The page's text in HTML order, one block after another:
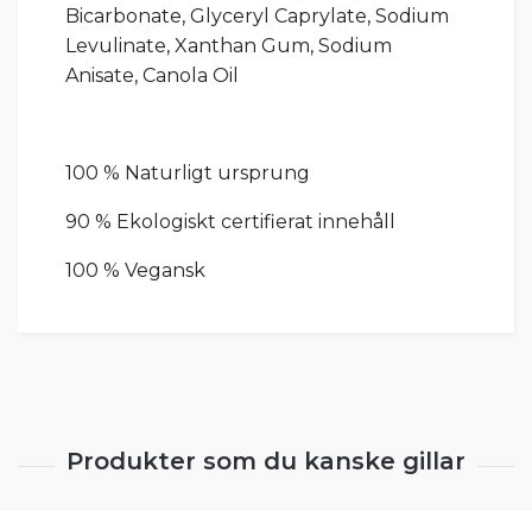
Bicarbonate, Glyceryl Caprylate, Sodium
Levulinate, Xanthan Gum, Sodium
Anisate, Canola Oil
100 % Naturligt ursprung
90 % Ekologiskt certifierat innehåll
100 % Vegansk